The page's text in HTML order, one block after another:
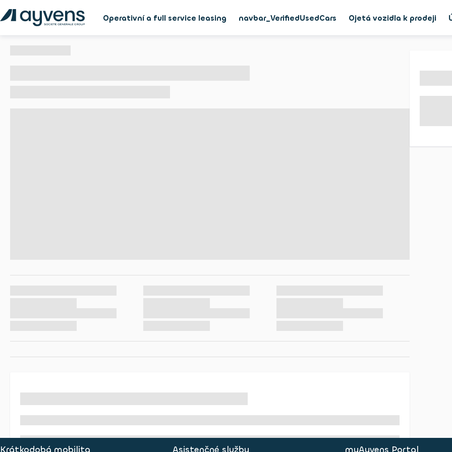
Operativní a full service leasing navbar_VerifiedUsedCars Ojetá vozidla k prodeji